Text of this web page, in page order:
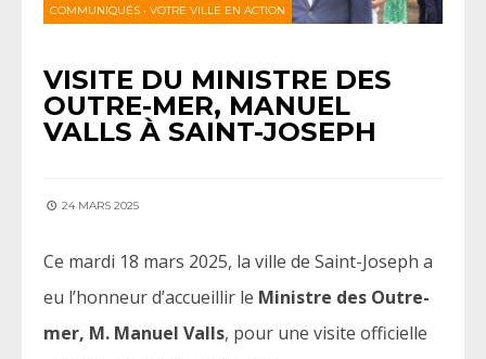
COMMUNIQUÉS • VOTRE VILLE EN ACTION
VISITE DU MINISTRE DES
OUTRE-MER, MANUEL
VALLS À SAINT-JOSEPH
24 MARS 2025
Ce mardi 18 mars 2025, la ville de Saint-Joseph a
eu l’honneur d’accueillir le Ministre des Outre-
mer, M. Manuel Valls, pour une visite officielle